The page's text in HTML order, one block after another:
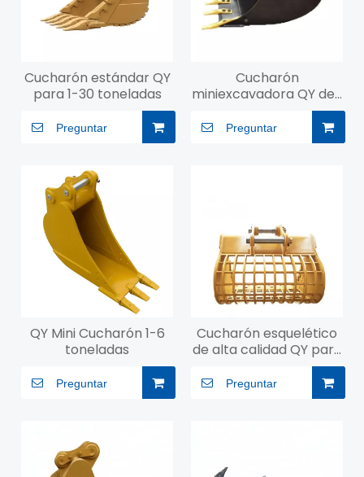
Cucharón estándar QY
para 1-30 toneladas
Preguntar
Cucharón
miniexcavadora QY de 1
Preguntar
QY Mini Cucharón 1-6
toneladas
Preguntar
Cucharón esquelético
de alta calidad QY para
Preguntar